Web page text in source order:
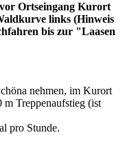
Ortseingang Kurort
links (Hinweis
bis zur "Laasen
nehmen, im Kurort
m Treppenaufstieg (ist
pro Stunde.